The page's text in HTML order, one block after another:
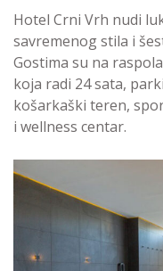
Hotel Crni Vrh nudi
savremenog stila i
Gostima su na
koja radi 24 sata,
košarkaški teren,
i wellness centar.